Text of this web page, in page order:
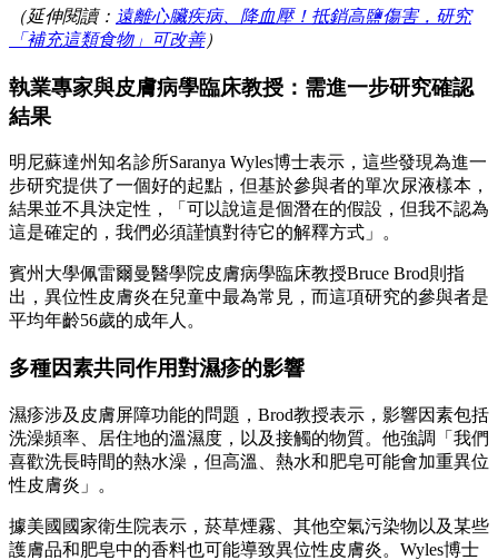
（延伸閱讀： 遠離心臟疾病、降血壓！抵銷高鹽傷害，研究
「補充這類食物」可改善）
執業專家與皮膚病學臨床教授：需進一步研究確認
結果
明尼蘇達州知名診所Saranya Wyles博士表示，這些發現為進一
步研究提供了一個好的起點，但基於參與者的單次尿液樣本，
結果並不具決定性，「可以說這是個潛在的假設，但我不認為
這是確定的，我們必須謹慎對待它的解釋方式」。
賓州大學佩雷爾曼醫學院皮膚病學臨床教授Bruce Brod則指
出，異位性皮膚炎在兒童中最為常見，而這項研究的參與者是
平均年齡56歲的成年人。
多種因素共同作用對濕疹的影響
濕疹涉及皮膚屏障功能的問題，Brod教授表示，影響因素包括
洗澡頻率、居住地的溫濕度，以及接觸的物質。他強調「我們
喜歡洗長時間的熱水澡，但高溫、熱水和肥皂可能會加重異位
性皮膚炎」。
據美國國家衛生院表示，菸草煙霧、其他空氣污染物以及某些
護膚品和肥皂中的香料也可能導致異位性皮膚炎。Wyles博士